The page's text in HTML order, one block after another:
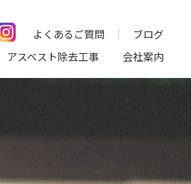
よくあるご質問
ブログ
アスベスト除去工事 会社案内